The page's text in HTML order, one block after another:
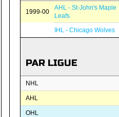
1999-00
AHL - St-John's Maple
Leafs
IHL - Chicago Wolves
PAR LIGUE
NHL
AHL
OHL